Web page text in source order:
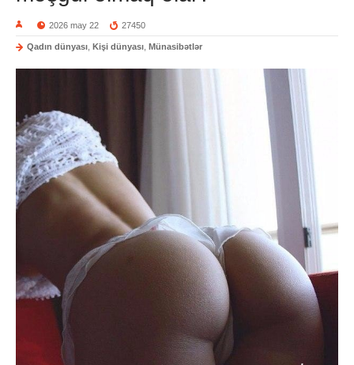
2026 may 22 27450
Qadın dünyası, Kişi dünyası, Münasibətlər